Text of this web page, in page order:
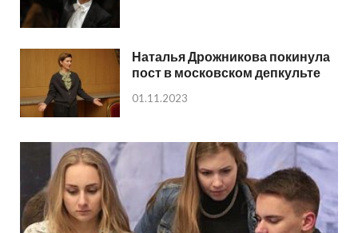
Наталья Дрожникова покинула
пост в московском депкульте
01.11.2023